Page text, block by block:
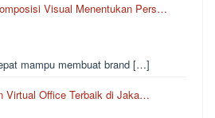
Visual Menentukan Pers…
mampu membuat brand […]
Virtual Office Terbaik di Jaka…